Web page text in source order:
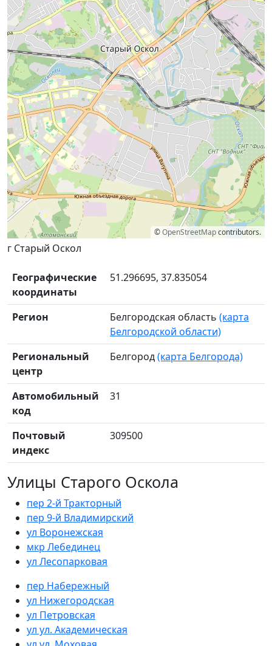
©OpenStreetMapcontributors.
г Старый Оскол
Географические
координаты
51.296695, 37.835054
Регион Белгородская область (карта
Белгородской области)
Региональный
центр
Белгород(карта Белгорода)
Автомобильный
код
31
Почтовый
индекс
309500
Улицы Старого Оскола
пер 2-й Тракторный
пер 9-й Владимирский
ул Воронежская
мкр Лебединец
ул Лесопарковая
пер Набережный
ул Нижегородская
ул Петровская
ул ул. Академическая